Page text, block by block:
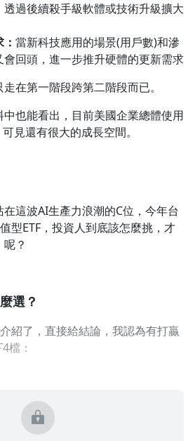
過後續殺手級軟體或技術升級擴大
當新科技應用的場景(用戶數)和滲
回頭，進一步推升硬體的更新需求
在第一階段跨第二階段而已。
也能看出，目前美國企業總體使用
見還有很大的成長空間。
這波AI生產力浪潮的C位，今年台
型ETF，投資人到底該怎麼挑，才
？
選？
紹了，直接給結論，我認為有打贏
檔：